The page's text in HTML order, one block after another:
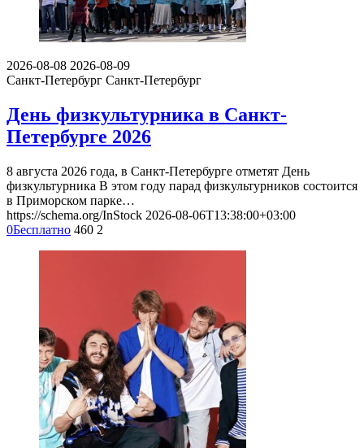
2026-08-08 2026-08-09
Санкт-Петербург Санкт-Петербург
День физкультурника в Санкт-
Петербурге 2026
8 августа 2026 года, в Санкт-Петербурге отметят День
физкультурника В этом году парад физкультурников состоится
в Приморском парке…
https://schema.org/InStock 2026-08-06T13:38:00+03:00
0Бесплатно 460 2